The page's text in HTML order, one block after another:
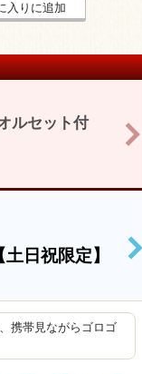
入りに追加
ルセット付
土日祝限定】
>
携帯見ながらゴロゴ